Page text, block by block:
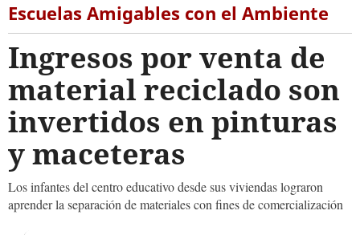
Escuelas Amigables con el Ambiente
Ingresos por venta de
material reciclado son
invertidos en pinturas
y maceteras
Los infantes del centro educativo desde sus viviendas lograron
aprender la separación de materiales con fines de comercialización